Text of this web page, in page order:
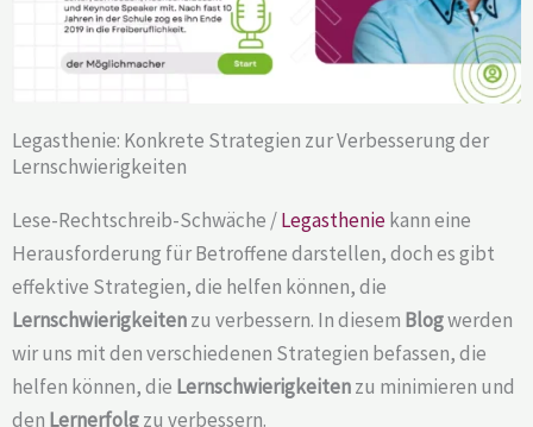
Legasthenie: Konkrete Strategien zur Verbesserung der
Lernschwierigkeiten
Lese-Rechtschreib-Schwäche /Legastheniekann eine
Herausforderung für Betroffene darstellen, doch es gibt
effektive Strategien, die helfen können, die
Lernschwierigkeitenzu verbessern. In diesem Blogwerden
wir uns mit den verschiedenen Strategien befassen, die
helfen können, die Lernschwierigkeitenzu minimieren und
den Lernerfolgzu verbessern.